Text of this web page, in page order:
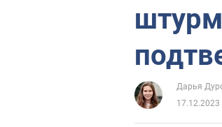
Дарья
17.12.2023